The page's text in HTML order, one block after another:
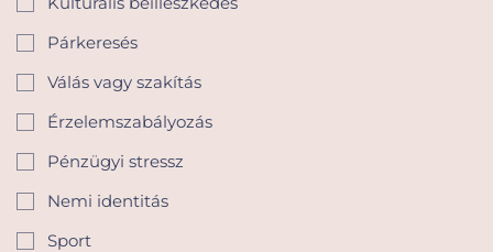
Párkeresés
Válás vagy szakítás
Érzelemszabályozás
Pénzügyi stressz
Nemi identitás
Sport